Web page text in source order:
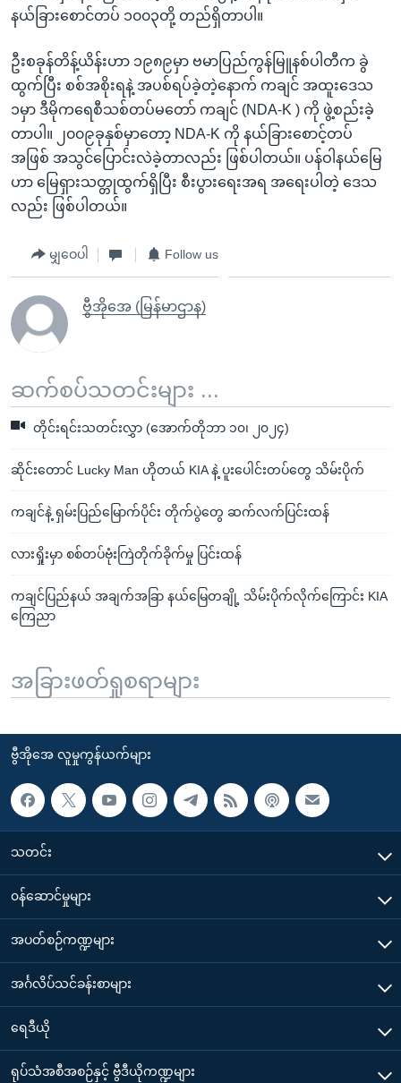
နယ်ခြားစောင်တပ် ၁၀၀၃တို့ တည်ရှိတာပါ။
ဦးစခုန်တိန့်ယိန်းဟာ ၁၉၈၉မှာ ဗမာပြည်ကွန်မြူနစ်ပါတီက ခွဲ
ထွက်ပြီး စစ်အစိုးရနဲ့ အပစ်ရပ်ခဲ့တဲ့နောက် ကချင် အထူးဒေသ
၁မှာ ဒီမိုကရေစီသစ်တပ်မတော် ကချင် (NDA-K ) ကို ဖွဲ့စည်းခဲ့
တာပါ။ ၂၀၀၉ခုနှစ်မှာတော့ NDA-K ကို နယ်ခြားစောင့်တပ်
အဖြစ် အသွင်ပြောင်းလဲခဲ့တာလည်း ဖြစ်ပါတယ်။ ပန်ဝါနယ်မြေ
ဟာ မြေရှားသတ္တုထွက်ရှိပြီး စီးပွားရေးအရ အရေးပါတဲ့ ဒေသ
လည်း ဖြစ်ပါတယ်။
မျှဝေပါ Follow us
ဗွီအိုအေ (မြန်မာဌာန)
ဆက်စပ်သတင်းများ ...
တိုင်းရင်းသတင်းလွှာ (အောက်တိုဘာ ၁၀၊ ၂၀၂၄)
ဆိုင်းတောင် Lucky Man ဟိုတယ် KIA နဲ့ ပူးပေါင်းတပ်တွေ သိမ်းပိုက်
ကချင်နဲ့ ရှမ်းပြည်မြောက်ပိုင်း တိုက်ပွဲတွေ ဆက်လက်ပြင်းထန်
လားရှိုးမှာ စစ်တပ်ဗုံးကြဲတိုက်ခိုက်မှု ပြင်းထန်
ကချင်ပြည်နယ် အချက်အခြာ နယ်မြေတချို့ သိမ်းပိုက်လိုက်ကြောင်း KIA
ကြေညာ
အခြားဖတ်ရှုစရာများ
ဗွီအိုအေ လူမှုကွန်ယက်များ
သတင်း
၀န်ဆောင်မှုများ
အပတ်စဉ်ကဏ္ဍများ
အင်္ဂလိပ်သင်ခန်းစာများ
ရေဒီယို
ရုပ်သံအစီအစဉ်နှင့် ဗွီဒီယိုကဏ္ဍများ